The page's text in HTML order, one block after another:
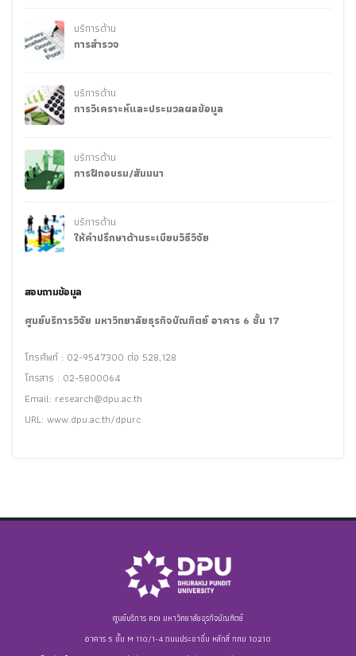
บริการด้าน
การสำรวจ
บริการด้าน
การวิเคราะห์และประมวลผลข้อมูล
บริการด้าน
การฝึกอบรม/สัมมนา
บริการด้าน
ให้คำปรึกษาด้านระเบียบวิธีวิจัย
สอบถามข้อมูล
ศูนย์บริการวิจัย มหาวิทยาลัยธุรกิจบัณฑิตย์ อาคาร 6 ชั้น 17
โทรศัพท์ : 02-9547300 ต่อ 528,128
โทรสาร : 02-5800064
Email: research@dpu.ac.th
URL: www.dpu.ac.th/dpurc
ศูนย์บริการ RDI มหาวิทยาลัยธุรกิจบัณฑิตย์
อาคาร 5 ชั้น M 110/1-4 ถนนประชาชื่น หลักสี่ กทม 10210